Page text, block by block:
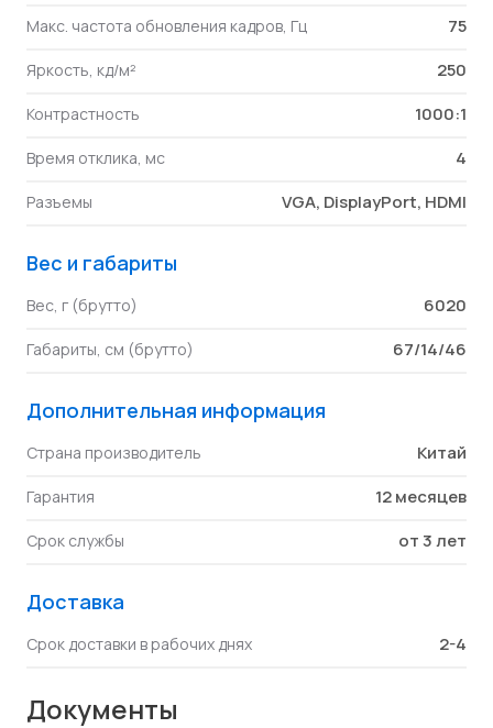
Макс. частота обновления кадров, Гц 75
Яркость, кд/м² 250
Контрастность 1000:1
Время отклика, мс 4
Разъемы VGA, DisplayPort, HDMI
Вес и габариты
Вес, г (брутто) 6020
Габариты, см (брутто) 67/14/46
Дополнительная информация
Страна производитель Китай
Гарантия 12 месяцев
Срок службы от 3 лет
Доставка
Срок доставки в рабочих днях 2-4
Документы